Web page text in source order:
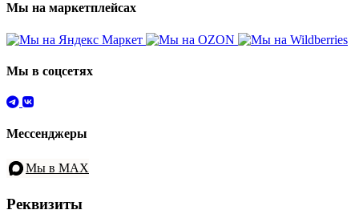
Мы на маркетплейсах
Мы в соцсетях
Мессенджеры
Мы в MAX
Реквизиты